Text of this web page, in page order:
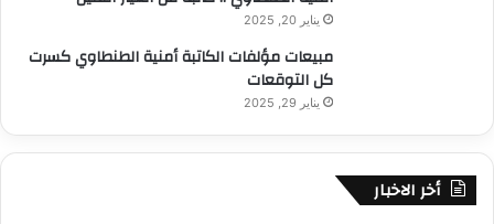
يناير 20, 2025
مبيعات مؤلفات الكاتبة أمنية الطنطاوي كسرت
كل التوقعات
يناير 29, 2025
أخر الاخبار